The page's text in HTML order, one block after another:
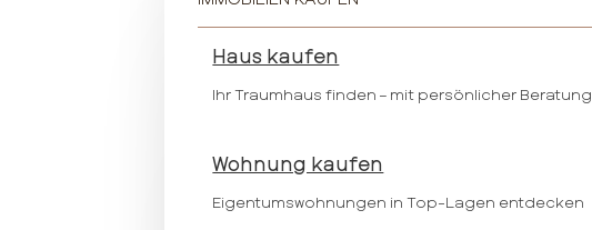
Haus kaufen
Ihr Traumhaus finden – mit persönlicher Beratung
Wohnung kaufen
Eigentumswohnungen in Top-Lagen entdecken